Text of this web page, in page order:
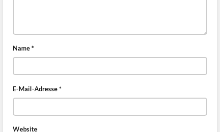
Name*
E-Mail-Adresse*
Website